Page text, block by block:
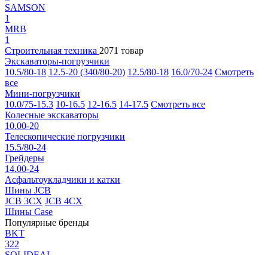
SAMSON
1
MRB
1
Строительная техника 2071 товар
Экскаваторы-погрузчики
10.5/80-18 12.5-20 (340/80-20) 12.5/80-18 16.0/70-24 Смотреть
все
Мини-погрузчики
10.0/75-15.3 10-16.5 12-16.5 14-17.5 Смотреть все
Колесные экскаваторы
10.00-20
Телескопические погрузчики
15.5/80-24
Грейдеры
14.00-24
Асфальтоукладчики и катки
Шины JCB
JCB 3CX JCB 4CX
Шины Case
Популярные бренды
BKT
322